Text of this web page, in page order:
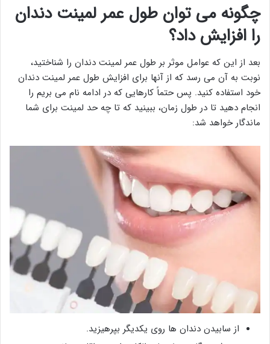
چگونه می توان طول عمر لمینت دندان
را افزایش داد؟
بعد از این که عوامل موثر بر طول عمر لمینت دندان را شناختید،
نوبت به آن می رسد که از آنها برای افزایش طول عمر لمینت دندان
خود استفاده کنید. پس حتماً کارهایی که در ادامه نام می بریم را
انجام دهید تا در طول زمان، ببینید که تا چه حد لمینت برای شما
ماندگار خواهد شد:
از سابیدن دندان ها روی یکدیگر بپرهیزید.